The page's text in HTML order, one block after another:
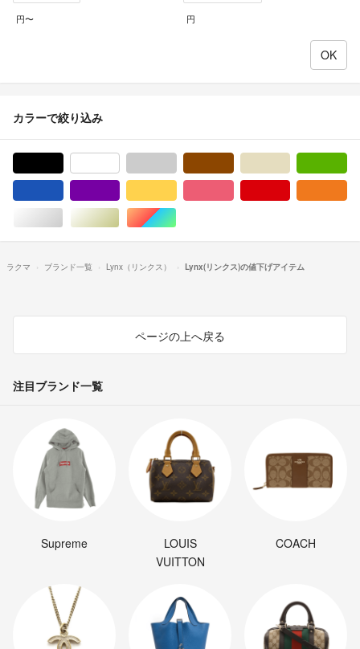
円〜 円
カラーで絞り込み
シルバー/銀色系ゴールド/金色系マルチカラー
ラクマ ブランド一覧 Lynx（リンクス） Lynx(リンクス)の値下げアイテム
ページの上へ戻る
注目ブランド一覧
Supreme
LOUIS
VUITTON
COACH